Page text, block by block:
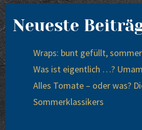
Neueste
Wraps: bunt gefüllt,
Was ist eigentlich …?
Alles Tomate – oder was?
Sommerklassikers